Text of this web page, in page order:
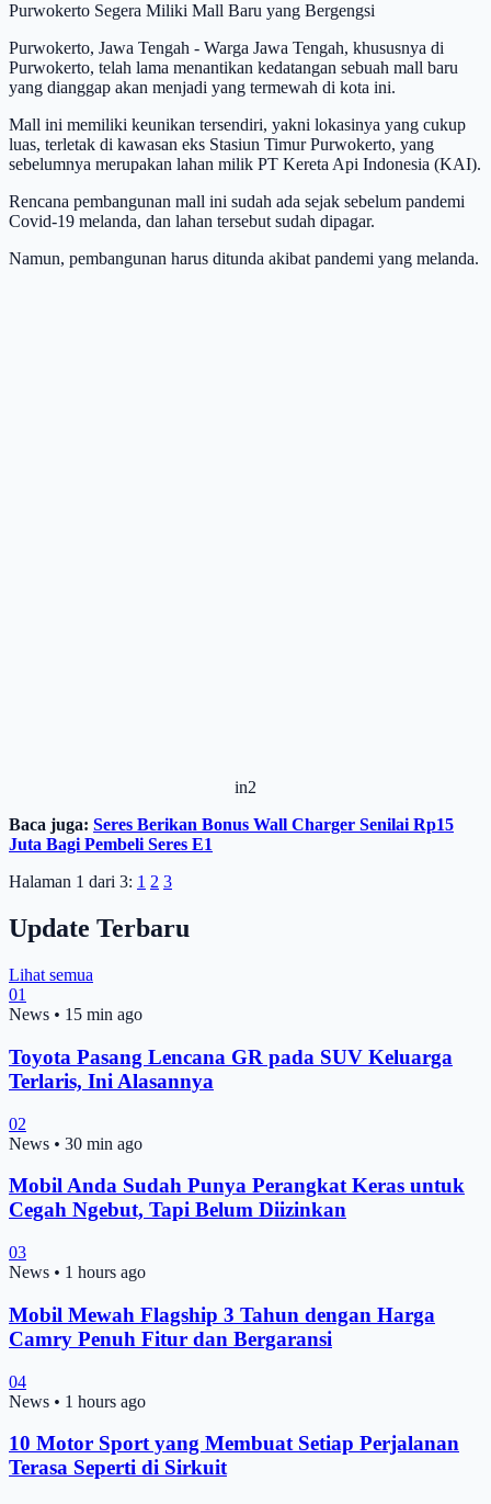
Purwokerto Segera Miliki Mall Baru yang Bergengsi
Purwokerto, Jawa Tengah - Warga Jawa Tengah, khususnya di
Purwokerto, telah lama menantikan kedatangan sebuah mall baru
yang dianggap akan menjadi yang termewah di kota ini.
Mall ini memiliki keunikan tersendiri, yakni lokasinya yang cukup
luas, terletak di kawasan eks Stasiun Timur Purwokerto, yang
sebelumnya merupakan lahan milik PT Kereta Api Indonesia (KAI).
Rencana pembangunan mall ini sudah ada sejak sebelum pandemi
Covid-19 melanda, dan lahan tersebut sudah dipagar.
Namun, pembangunan harus ditunda akibat pandemi yang melanda.
in2
Baca juga: Seres Berikan Bonus Wall Charger Senilai Rp15
Juta Bagi Pembeli Seres E1
Halaman 1 dari 3: 1 2 3
Update Terbaru
Lihat semua
01
News • 15 min ago
Toyota Pasang Lencana GR pada SUV Keluarga
Terlaris, Ini Alasannya
02
News • 30 min ago
Mobil Anda Sudah Punya Perangkat Keras untuk
Cegah Ngebut, Tapi Belum Diizinkan
03
News • 1 hours ago
Mobil Mewah Flagship 3 Tahun dengan Harga
Camry Penuh Fitur dan Bergaransi
04
News • 1 hours ago
10 Motor Sport yang Membuat Setiap Perjalanan
Terasa Seperti di Sirkuit